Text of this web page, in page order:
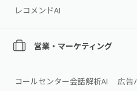
レコメンドAI
営業・マーケティング
コールセンター会話解析AI 広告